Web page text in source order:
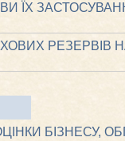
ЇХ
РЕЗЕРВІВ
БІЗНЕСУ,